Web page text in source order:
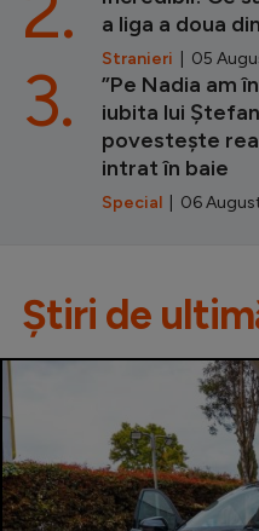
a liga a doua
Stranieri | 05
”Pe Nadia am
iubita lui
povestește
intrat în baie
Special | 06
3.
Știri de